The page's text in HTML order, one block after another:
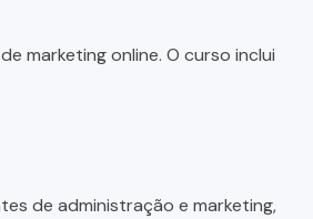
marketing online. O curso inclui
de administração e marketing,